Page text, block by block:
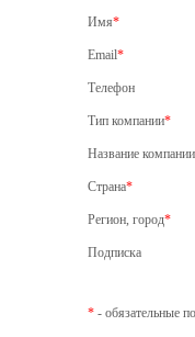
Имя*
Email*
Телефон
Тип компании*
Название компании
Страна*
Регион, город*
Подписка
* - обязательные